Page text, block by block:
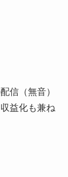
信（無音）
益化も兼ね